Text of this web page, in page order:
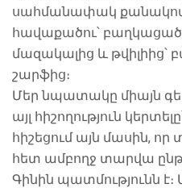
սահմանափակ քանակով
հավաքածու՝
մազակալից և թվիլիից՝
շարֆից։
Մեր նպատակը միայն
այլ հիշողություն
հիշեցում այն մասին,
հետ ամբողջ տարվա
Գինին պատմությունն է։